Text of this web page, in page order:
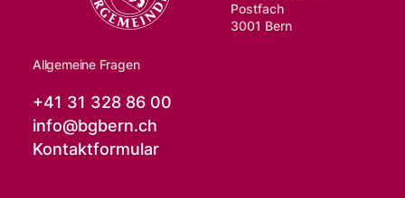
Postfach
3001 Bern
Allgemeine Fragen
+41 31 328 86 00
info@bgbern.ch
Kontaktformular